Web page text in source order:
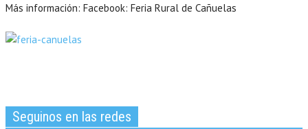
Más información: Facebook: Feria Rural de Cañuelas
Seguinos en las redes